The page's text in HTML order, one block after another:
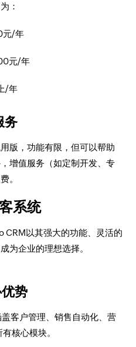
：
元/年
元/年
/年
务
版，功能有限，但可以帮助
增值服务（如定制开发、专
。
系统
CRM以其强大的功能、灵活的
为企业的理想选择。
势
客户管理、销售自动化、营
核心模块。